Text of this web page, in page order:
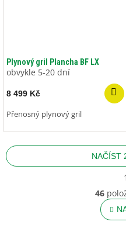
Plynový gril Plancha BF LX
obvykle 5-20 dní
8 499 Kč
Přenosný plynový gril
NAČÍST
1
46